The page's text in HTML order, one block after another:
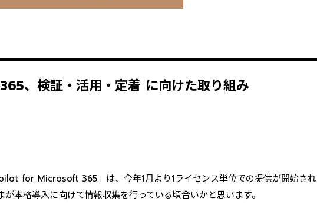
、検証・活用・定着 に向けた取り組み
for Microsoft 365」は、今年1月より1ライセンス単位での提供が開始され
本格導入に向けて情報収集を行っている頃合いかと思います。